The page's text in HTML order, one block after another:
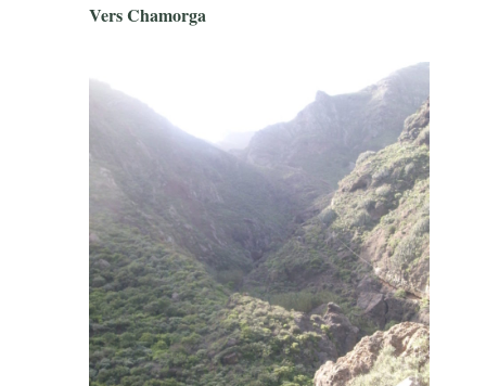
Vers Chamorga